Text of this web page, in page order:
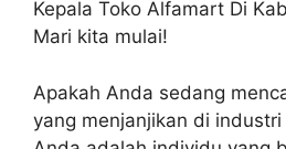
Kepala Toko Alfamart Di
Mari kita mulai!
Apakah Anda sedang
yang menjanjikan di